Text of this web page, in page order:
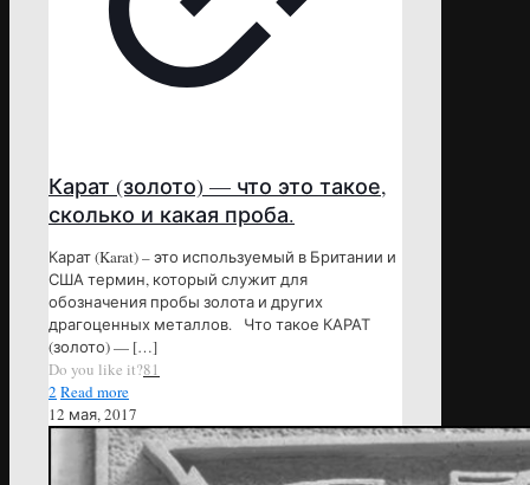
Карат (золото) — что это такое,
сколько и какая проба.
Карат (Karat) – это используемый в Британии и
США термин, который служит для
обозначения пробы золота и других
драгоценных металлов. Что такое КАРАТ
(золото) — […]
Do you like it?81
2 Read more
12 мая, 2017